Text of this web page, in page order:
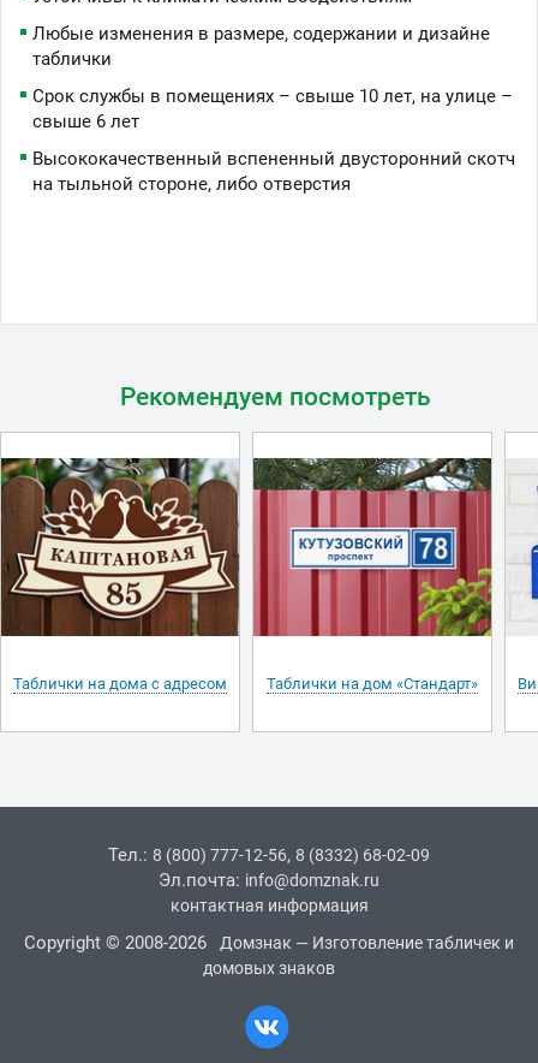
Любые изменения в размере, содержании и дизайне
таблички
Срок службы в помещениях – свыше 10 лет, на улице –
свыше 6 лет
Высококачественный вспененный двусторонний скотч
на тыльной стороне, либо отверстия
Рекомендуем посмотреть
Таблички на дома с адресом Таблички на дом «Стандарт»
Тел.: 8 (800) 777-12-56, 8 (8332) 68-02-09
Эл.почта: info@domznak.ru
контактная информация
Copyright © 2008-2026
Домзнак — Изготовление табличек и
домовых знаков